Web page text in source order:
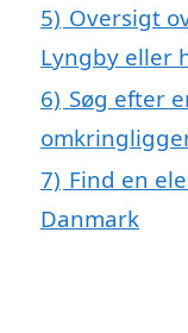
5) Oversigt
Lyngby eller
6) Søg efter
7) Find en
Danmark